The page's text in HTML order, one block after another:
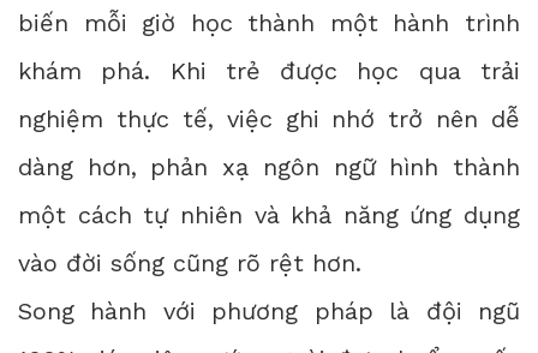
biến mỗi giờ học thành một hành trình
khám phá. Khi trẻ được học qua trải
nghiệm thực tế, việc ghi nhớ trở nên dễ
dàng hơn, phản xạ ngôn ngữ hình thành
một cách tự nhiên và khả năng ứng dụng
vào đời sống cũng rõ rệt hơn.
Song hành với phương pháp là đội ngũ